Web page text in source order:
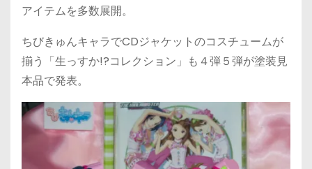
アイテムを多数展開。
ちびきゅんキャラでCDジャケットのコスチュームが
揃う「生っすか!?コレクション」も４弾５弾が塗装見
本品で発表。